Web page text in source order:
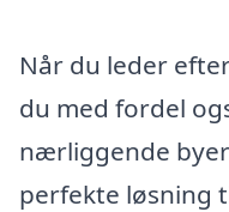
Når du leder
du med fordel
nærliggende
perfekte løsning